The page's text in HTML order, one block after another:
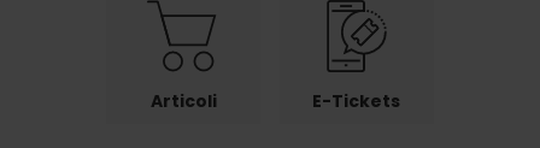
Articoli E-Tickets